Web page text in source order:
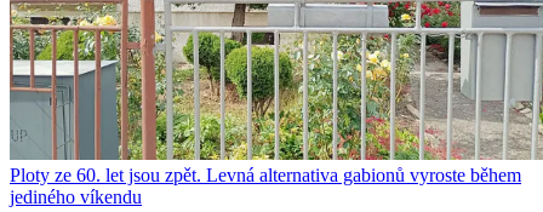
Ploty ze 60. let jsou zpět. Levná alternativa gabionů vyroste během
jediného víkendu